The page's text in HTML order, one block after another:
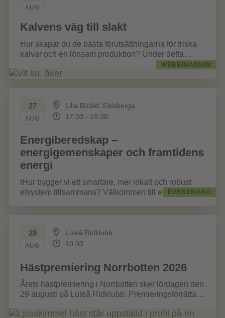
AUG
WEBBINARIUM
Kalvens väg till slakt
Hur skapar du de bästa förutsättningarna för friska
kalvar och en lönsam produktion? Under detta
27
AUG
Lilla Böslid, Eldsberga
17:30 - 19:30
EVENEMANG
Energiberedskap –
energigemenskaper och framtidens
energi
tHur bygger vi ett smartare, mer lokalt och robust
elsystem tillsammans? Välkommen till en
29
AUG
Luleå Ridklubb
10:00
Hästpremiering Norrbotten 2026
Årets hästpremiering i Norrbotten sker lördagen den
29 augusti på Luleå Ridklubb. Premieringsförrättare